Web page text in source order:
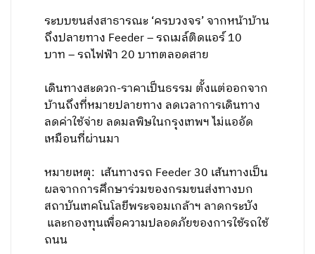
ระบบขนส่งสาธารณะ ‘ครบวงจร’ จากหน้าบ้าน
ถึงปลายทาง Feeder – รถเมล์ติดแอร์ 10
บาท – รถไฟฟ้า 20 บาทตลอดสาย
เดินทางสะดวก-ราคาเป็นธรรม ตั้งแต่ออกจาก
บ้านถึงที่หมายปลายทาง ลดเวลาการเดินทาง
ลดค่าใช้จ่าย ลดมลพิษในกรุงเทพฯ ไม่แออัด
เหมือนที่ผ่านมา
หมายเหตุ: เส้นทางรถ Feeder 30 เส้นทางเป็น
ผลจากการศึกษาร่วมของกรมขนส่งทางบก
สถาบันเทคโนโลยีพระจอมเกล้าฯ ลาดกระบัง
และกองทุนเพื่อความปลอดภัยของการใช้รถใช้
ถนน